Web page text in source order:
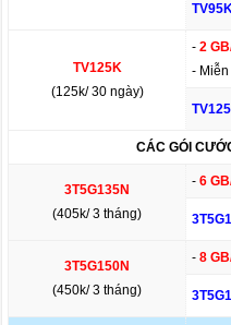
TV125K
(125k/ 30 ngày)
-2
-
CÁC GÓI
3T5G135N
(405k/ 3 tháng)
-6
3T5G150N
(450k/ 3 tháng)
-8